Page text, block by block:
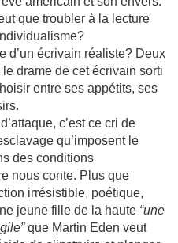
que troubler à la lecture
d’un écrivain réaliste? Deux
drame de cet écrivain sorti
entre ses appétits, ses
c’est ce cri de
qu’imposent le
des conditions
nous conte. Plus que
irrésistible, poétique,
jeune fille de la haute “une
que Martin Eden veut